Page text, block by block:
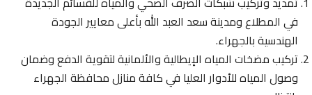
في المطلاع ومدينة سعد العبد الله بأعلى معايير الجودة
الهندسية بالجهراء.
تركيب مضخات المياه الإيطالية والألمانية لتقوية الدفع وضمان
وصول المياه للأدوار العليا في كافة منازل محافظة الجهراء